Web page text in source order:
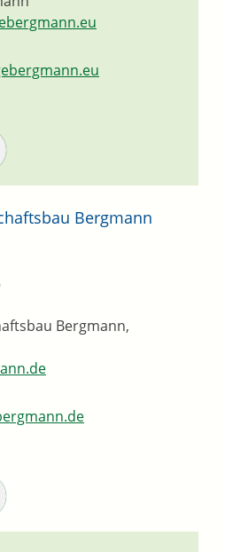
Bergmann
Bergmann,